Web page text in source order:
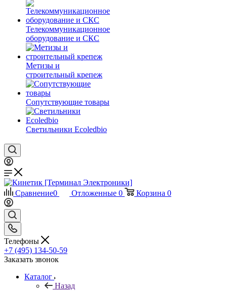
Телекоммуникационное
оборудование и СКС
Метизы и
строительный крепеж
Сопутствующие товары
Светильники Ecoledbio
Сравнение0 Отложенные 0 Корзина 0
Телефоны
+7 (495) 134-50-59
Заказать звонок
Каталог
Назад